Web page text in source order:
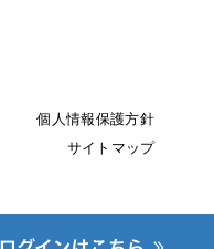
個人情報保護方針
サイトマップ